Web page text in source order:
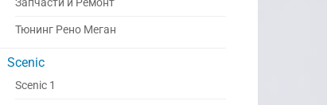
Запчасти и Ремонт
Тюнинг Рено Меган
Scenic
Scenic 1